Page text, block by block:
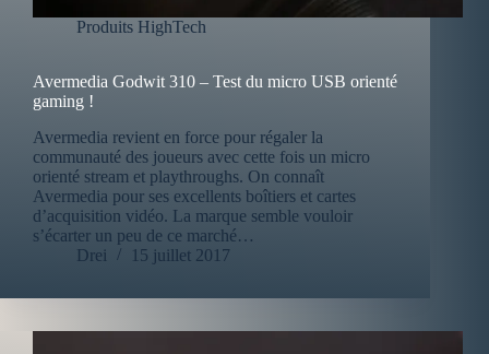
Produits HighTech
Avermedia Godwit 310 – Test du micro USB orienté
gaming !
Avermedia revient en force pour régaler la
communauté des joueurs avec cette fois un micro
orienté stream et playthroughs. On connaît
Avermedia pour ses excellents boîtiers et cartes
d’acquisition vidéo. La marque semble vouloir
s’écarter un peu de ce marché…
Drei
15 juillet 2017